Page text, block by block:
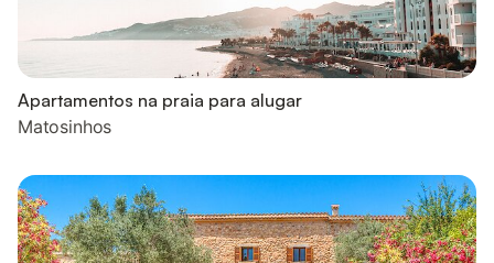
Apartamentos na praia para alugar
Matosinhos